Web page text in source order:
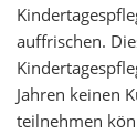
auffrischen.
Jahren keinen
teilnehmen